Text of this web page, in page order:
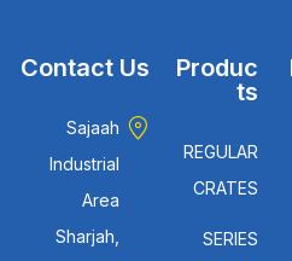
Produc
ts
REGULAR
CRATES
SERIES
Contact Us
Sajaah
Industrial
Area
Sharjah,